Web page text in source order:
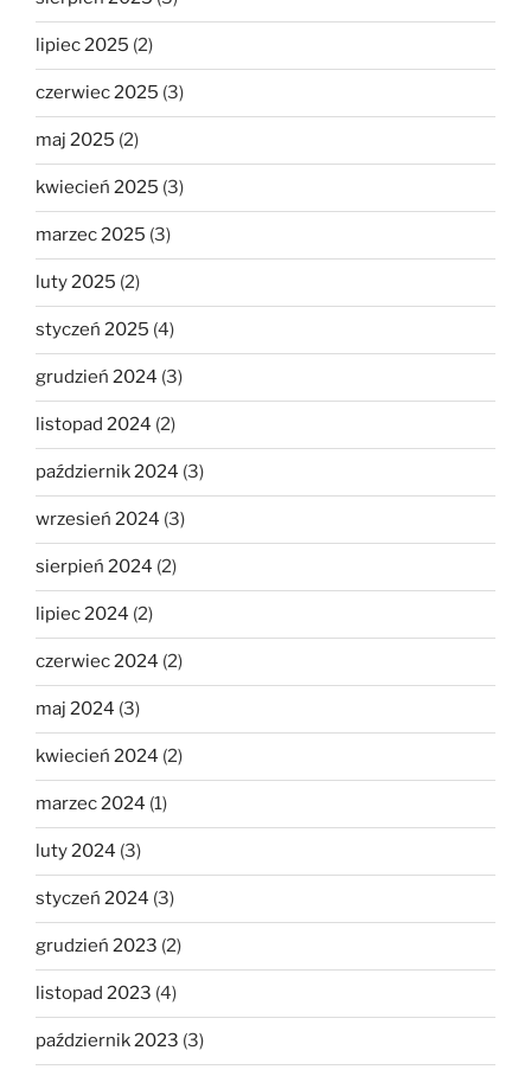
lipiec 2025 (2)
czerwiec 2025 (3)
maj 2025 (2)
kwiecień 2025 (3)
marzec 2025 (3)
luty 2025 (2)
styczeń 2025 (4)
grudzień 2024 (3)
listopad 2024 (2)
październik 2024 (3)
wrzesień 2024 (3)
sierpień 2024 (2)
lipiec 2024 (2)
czerwiec 2024 (2)
maj 2024 (3)
kwiecień 2024 (2)
marzec 2024 (1)
luty 2024 (3)
styczeń 2024 (3)
grudzień 2023 (2)
listopad 2023 (4)
październik 2023 (3)